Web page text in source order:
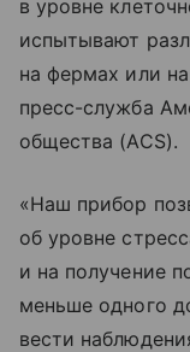
в уровне
испытывают
на фермах или
пресс-служба
общества (ACS).
«Наш прибор
об уровне
и на получение
меньше одного
вести